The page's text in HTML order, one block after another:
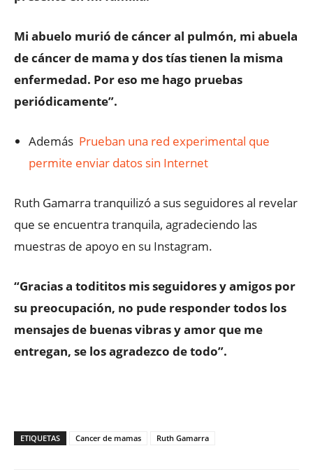
Mi abuelo murió de cáncer al pulmón, mi abuela
de cáncer de mama y dos tías tienen la misma
enfermedad. Por eso me hago pruebas
periódicamente”.
Además Prueban una red experimental que
permite enviar datos sin Internet
Ruth Gamarra tranquilizó a sus seguidores al revelar
que se encuentra tranquila, agradeciendo las
muestras de apoyo en su Instagram.
“Gracias a todititos mis seguidores y amigos por
su preocupación, no pude responder todos los
mensajes de buenas vibras y amor que me
entregan, se los agradezco de todo”.
ETIQUETAS Cancer de mamas Ruth Gamarra